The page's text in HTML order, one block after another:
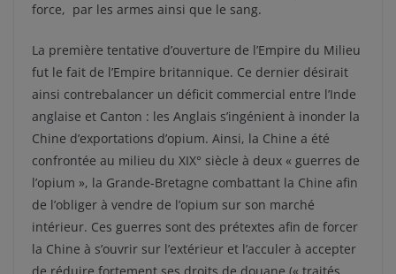
force, par les armes ainsi que le sang.
La première tentative d’ouverture de l’Empire du Milieu
fut le fait de l’Empire britannique. Ce dernier désirait
ainsi contrebalancer un déficit commercial entre l’Inde
anglaise et Canton : les Anglais s’ingénient à inonder la
Chine d’exportations d’opium. Ainsi, la Chine a été
confrontée au milieu du XIX° siècle à deux « guerres de
l’opium », la Grande-Bretagne combattant la Chine afin
de l’obliger à vendre de l’opium sur son marché
intérieur. Ces guerres sont des prétextes afin de forcer
la Chine à s’ouvrir sur l’extérieur et l’acculer à accepter